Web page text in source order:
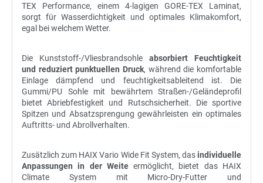
TEX Performance, einem 4-lagigen GORE-TEX Laminat,
sorgt für Wasserdichtigkeit und optimales Klimakomfort,
egal bei welchem Wetter.
Die Kunststoff-/Vliesbrandsohle absorbiert Feuchtigkeit
und reduziert punktuellen Druck, während die komfortable
Einlage dämpfend und feuchtigkeitsableitend ist. Die
Gummi/PU Sohle mit bewährtem Straßen-/Geländeprofil
bietet Abriebfestigkeit und Rutschsicherheit. Die sportive
Spitzen und Absatzsprengung gewährleisten ein optimales
Auftritts- und Abrollverhalten.
Zusätzlich zum HAIX Vario Wide Fit System, dasindividuelle
Anpassungen in der Weiteermöglicht, bietet das HAIX
Climate System mit Micro-Dry-Futter und